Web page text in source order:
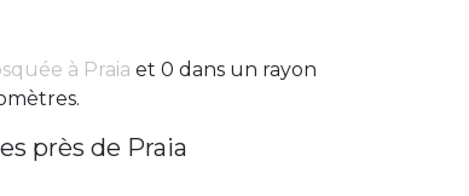
à Praia et 0 dans un rayon
près de Praia